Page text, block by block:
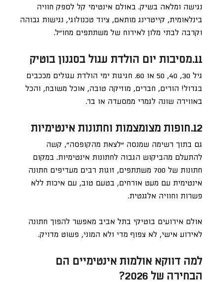
נגישה ומלאה בשיק. באולם אינטימי קל לספק חוויה
בינלאומית, קייטרינג מותאם, ציוד טכנולוגי, נגישות גבוהה
וקרבה לבתי מלון לאירוח של משתתפים מחו”ל.
11.מסיבות יום הולדת עגול בסגנון בוטיק
גיל 30, 40, 50 או 60. חגיגות ימי הולדת עגולים מככבים
בגדול! הורים, חברים, מוזיקה טובה, אוכל משובח, והכל
באווירה שונה לגמרי ממסעדה או בר.
12.חופות מצומצמות וחתונות אינטימיות
גם בתוך רשימה שמנסה “לצאת מהקופסה”, קשה
להתעלם מהביקוש הגבוה לחתונות אינטימיות. במקום
חתונות של 700 משתתפים, זוגות רבים מעדיפים חתונה
אינטימית עם מעט אורחים, בטעם טוב, עם איכות ללא
פשרות וחוויה אלגנטית.
אולם אירועים בוטיקי בתל אביב מאפשר להפוך חתונה
לאירוע אישי, לא צפוף מדי ולא המוני, פשוט מדויק.
למה דווקא אולמות אינטימיים הם
הבחירה של 2026?